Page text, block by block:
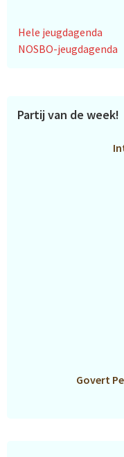
Hele jeugdagenda
NOSBO-jeugdagenda
Partij van de week!
Govert